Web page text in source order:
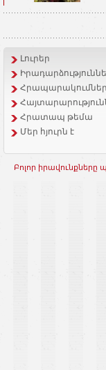
Լուրեր
Հրապարակումներ
Հրատապ թեմա
Մեր հյուրն է
Բոլոր իրավունքները